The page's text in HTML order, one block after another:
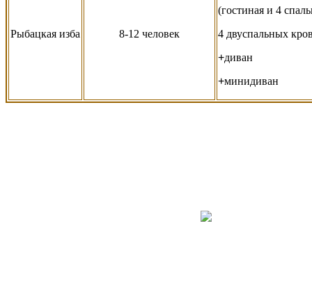
Рыбацкая изба 8-12 человек
(гостиная и 4
4 двуспальных
+диван
+минидиван